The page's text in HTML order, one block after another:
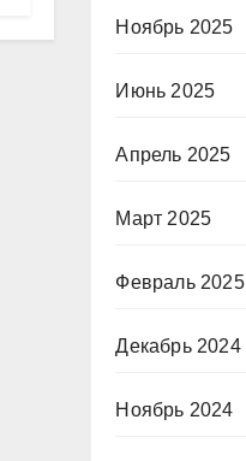
Ноябрь 2025
Июнь 2025
Апрель 2025
Март 2025
Февраль 2025
Декабрь 2024
Ноябрь 2024